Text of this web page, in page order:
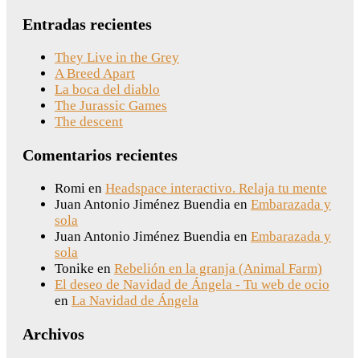
Entradas recientes
They Live in the Grey
A Breed Apart
La boca del diablo
The Jurassic Games
The descent
Comentarios recientes
Romi en Headspace interactivo. Relaja tu mente
Juan Antonio Jiménez Buendia en Embarazada y
sola
Juan Antonio Jiménez Buendia en Embarazada y
sola
Tonike en Rebelión en la granja (Animal Farm)
El deseo de Navidad de Ángela - Tu web de ocio
en La Navidad de Ángela
Archivos